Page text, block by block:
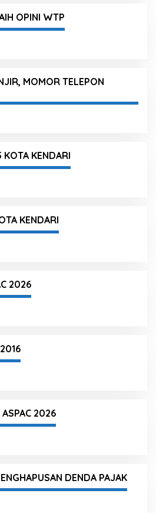
OPINI WTP
MOMOR TELEPON
KENDARI
KENDARI
2026
ASPAC 2026
DENDA PAJAK